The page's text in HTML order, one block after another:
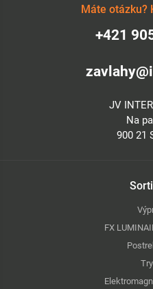
Máte otázku?
+421
JV
Na
900 21
FX